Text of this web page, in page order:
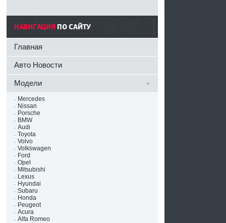
НАВИГАЦИЯПО САЙТУ
Главная
Авто Новости
Модели
Mercedes
Nissan
Porsche
BMW
Audi
Toyota
Volvo
Volkswagen
Ford
Opel
Mitsubishi
Lexus
Hyundai
Subaru
Honda
Peugeot
Acura
Alfa Romeo